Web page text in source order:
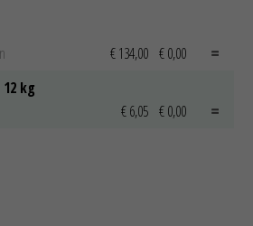
€ 134,00 € 0,00
kg
€ 6,05 € 0,00